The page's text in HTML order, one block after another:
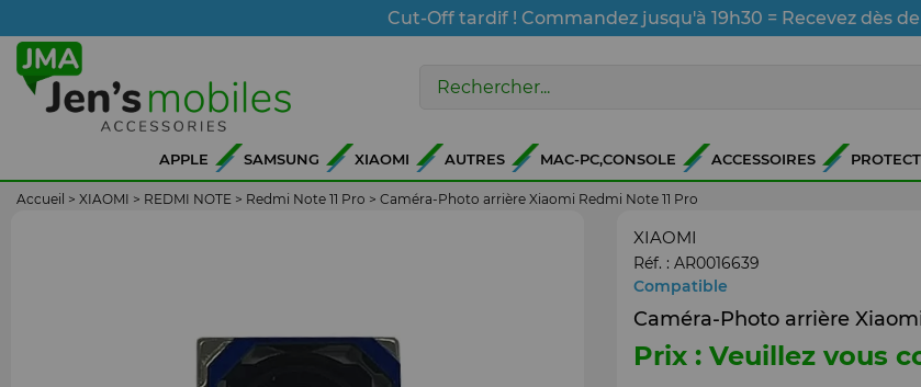
Cut-Off tardif ! Commandez jusqu'à 19h30 = Recevez dès
APPLE SAMSUNG XIAOMI AUTRES MAC-PC,CONSOLE ACCESSOIRES
Accueil > XIAOMI > REDMI NOTE > Redmi Note 11 Pro > Caméra-Photo arrière Xiaomi Redmi Note 11 Pro
XIAOMI
Réf. : AR0016639
Compatible
Caméra-Photo arrière
Prix : Veuillez vous